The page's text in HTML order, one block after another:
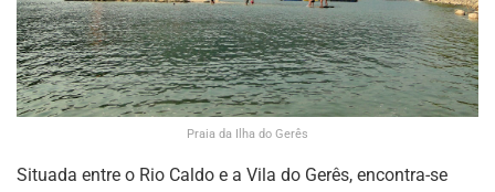
Praia da Ilha do Gerês
Situada entre o Rio Caldo e a Vila do Gerês, encontra-se